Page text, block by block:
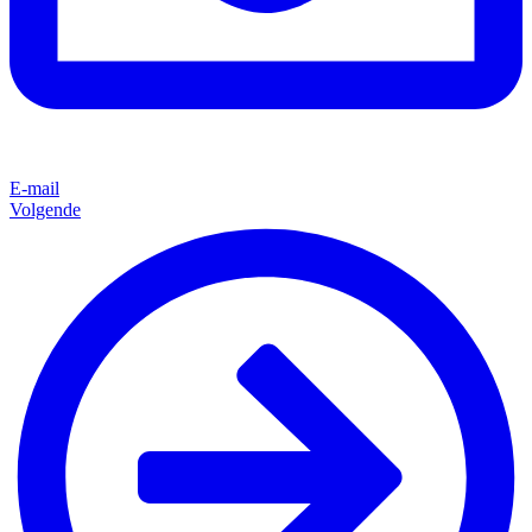
E-mail
Volgende